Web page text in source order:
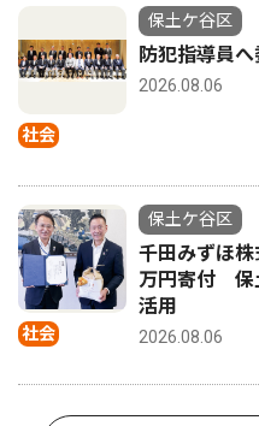
社会
保土ケ谷区
防犯指導員
2026.08.06
社会
保土ケ谷区
千田みずほ
万円寄付 保
活用
2026.08.06